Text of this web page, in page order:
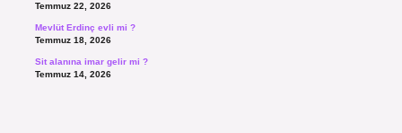
Temmuz 22, 2026
Mevlüt Erdinç evli mi ?
Temmuz 18, 2026
Sit alanına imar gelir mi ?
Temmuz 14, 2026